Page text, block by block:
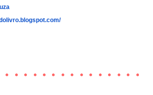
blogspot.com/